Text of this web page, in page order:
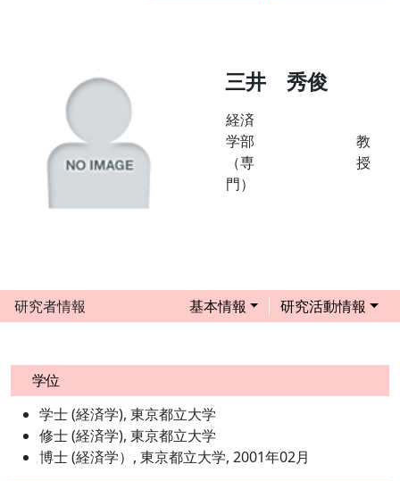
三井 秀俊
経済
学部
（専
門）
教
授
研究者情報 基本情報 研究活動情報
学位
学士 (経済学), 東京都立大学
修士 (経済学), 東京都立大学
博士 (経済学）, 東京都立大学, 2001年02月